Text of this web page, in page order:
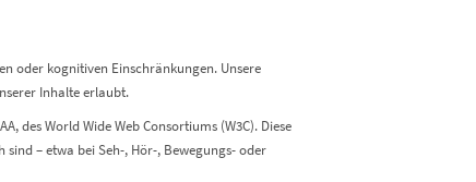
oder kognitiven Einschränkungen. Unsere
Inhalte erlaubt.
des World Wide Web Consortiums (W3C). Diese
– etwa bei Seh-, Hör-, Bewegungs- oder